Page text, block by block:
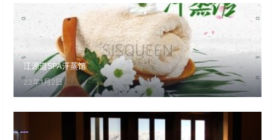
江源道SPA汗蒸馆
23年1月2日